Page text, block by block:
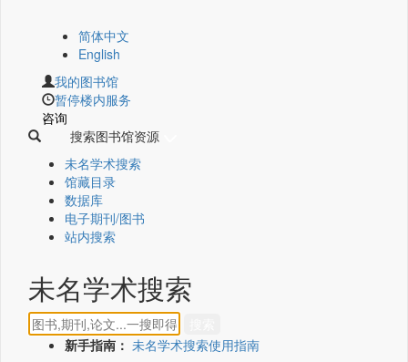
简体中文
English
我的图书馆
暂停楼内服务
咨询
搜索图书馆资源
未名学术搜索
馆藏目录
数据库
电子期刊/图书
站内搜索
未名学术搜索
新手指南： 未名学术搜索使用指南